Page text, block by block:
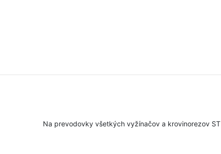
Na prevodovky všetkých vyžínačov a krovinorezov